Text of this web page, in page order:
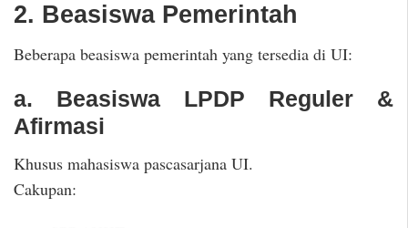
2. Beasiswa Pemerintah
Beberapa beasiswa pemerintah yang tersedia di UI:
a. Beasiswa LPDP Reguler &
Afirmasi
Khusus mahasiswa pascasarjana UI.
Cakupan: